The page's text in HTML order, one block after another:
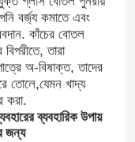
বর্জ্য কমাতে এবং
কাঁচের বোতল
তারা
অ-বিষাক্ত, তাদের
তোলে,যেমন খাদ্য
করা.
ব্যবহারিক উপায়
জন্য